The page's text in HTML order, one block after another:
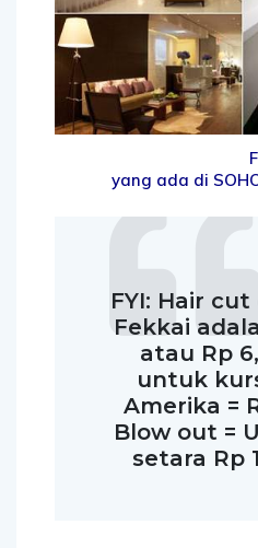
yang ada di
FYI: Hair
Fekkai
atau Rp
untuk
Amerika =
Blow out =
setara Rp